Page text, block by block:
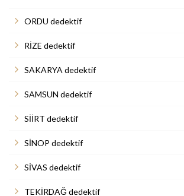
ORDU dedektif
RİZE dedektif
SAKARYA dedektif
SAMSUN dedektif
SİİRT dedektif
SİNOP dedektif
SİVAS dedektif
TEKİRDAĞ dedektif